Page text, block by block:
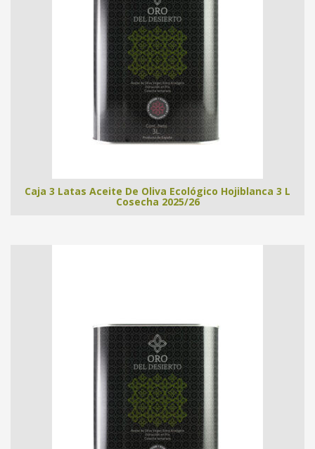
Caja 3 Latas Aceite De Oliva Ecológico Hojiblanca 3 L
Cosecha 2025/26